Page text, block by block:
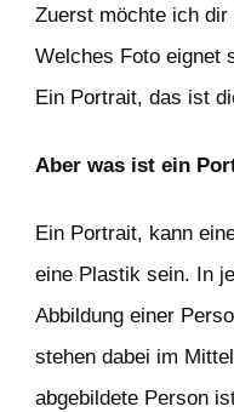
Zuerst möchte ich dir
Welches Foto eignet
Ein Portrait, das ist
Aber was ist ein
Ein Portrait, kann
eine Plastik sein. In
Abbildung einer
stehen dabei im
abgebildete Person